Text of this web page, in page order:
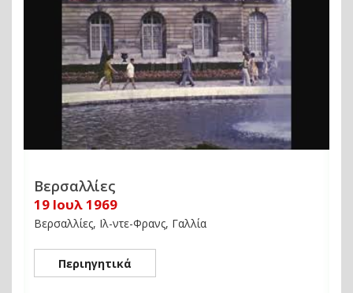
Βερσαλλίες
19 Ιουλ 1969
Βερσαλλίες, Ιλ-ντε-Φρανς, Γαλλία
Περιηγητικά